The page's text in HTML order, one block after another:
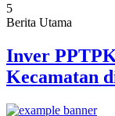
5
Berita Utama
Inver
Kecamatan